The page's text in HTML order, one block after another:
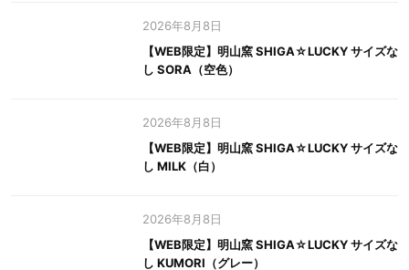
2026年8月8日
【WEB限定】明山窯 SHIGA☆LUCKY サイズな
し SORA（空色）
2026年8月8日
【WEB限定】明山窯 SHIGA☆LUCKY サイズな
し MILK（白）
2026年8月8日
【WEB限定】明山窯 SHIGA☆LUCKY サイズな
し KUMORI（グレー）